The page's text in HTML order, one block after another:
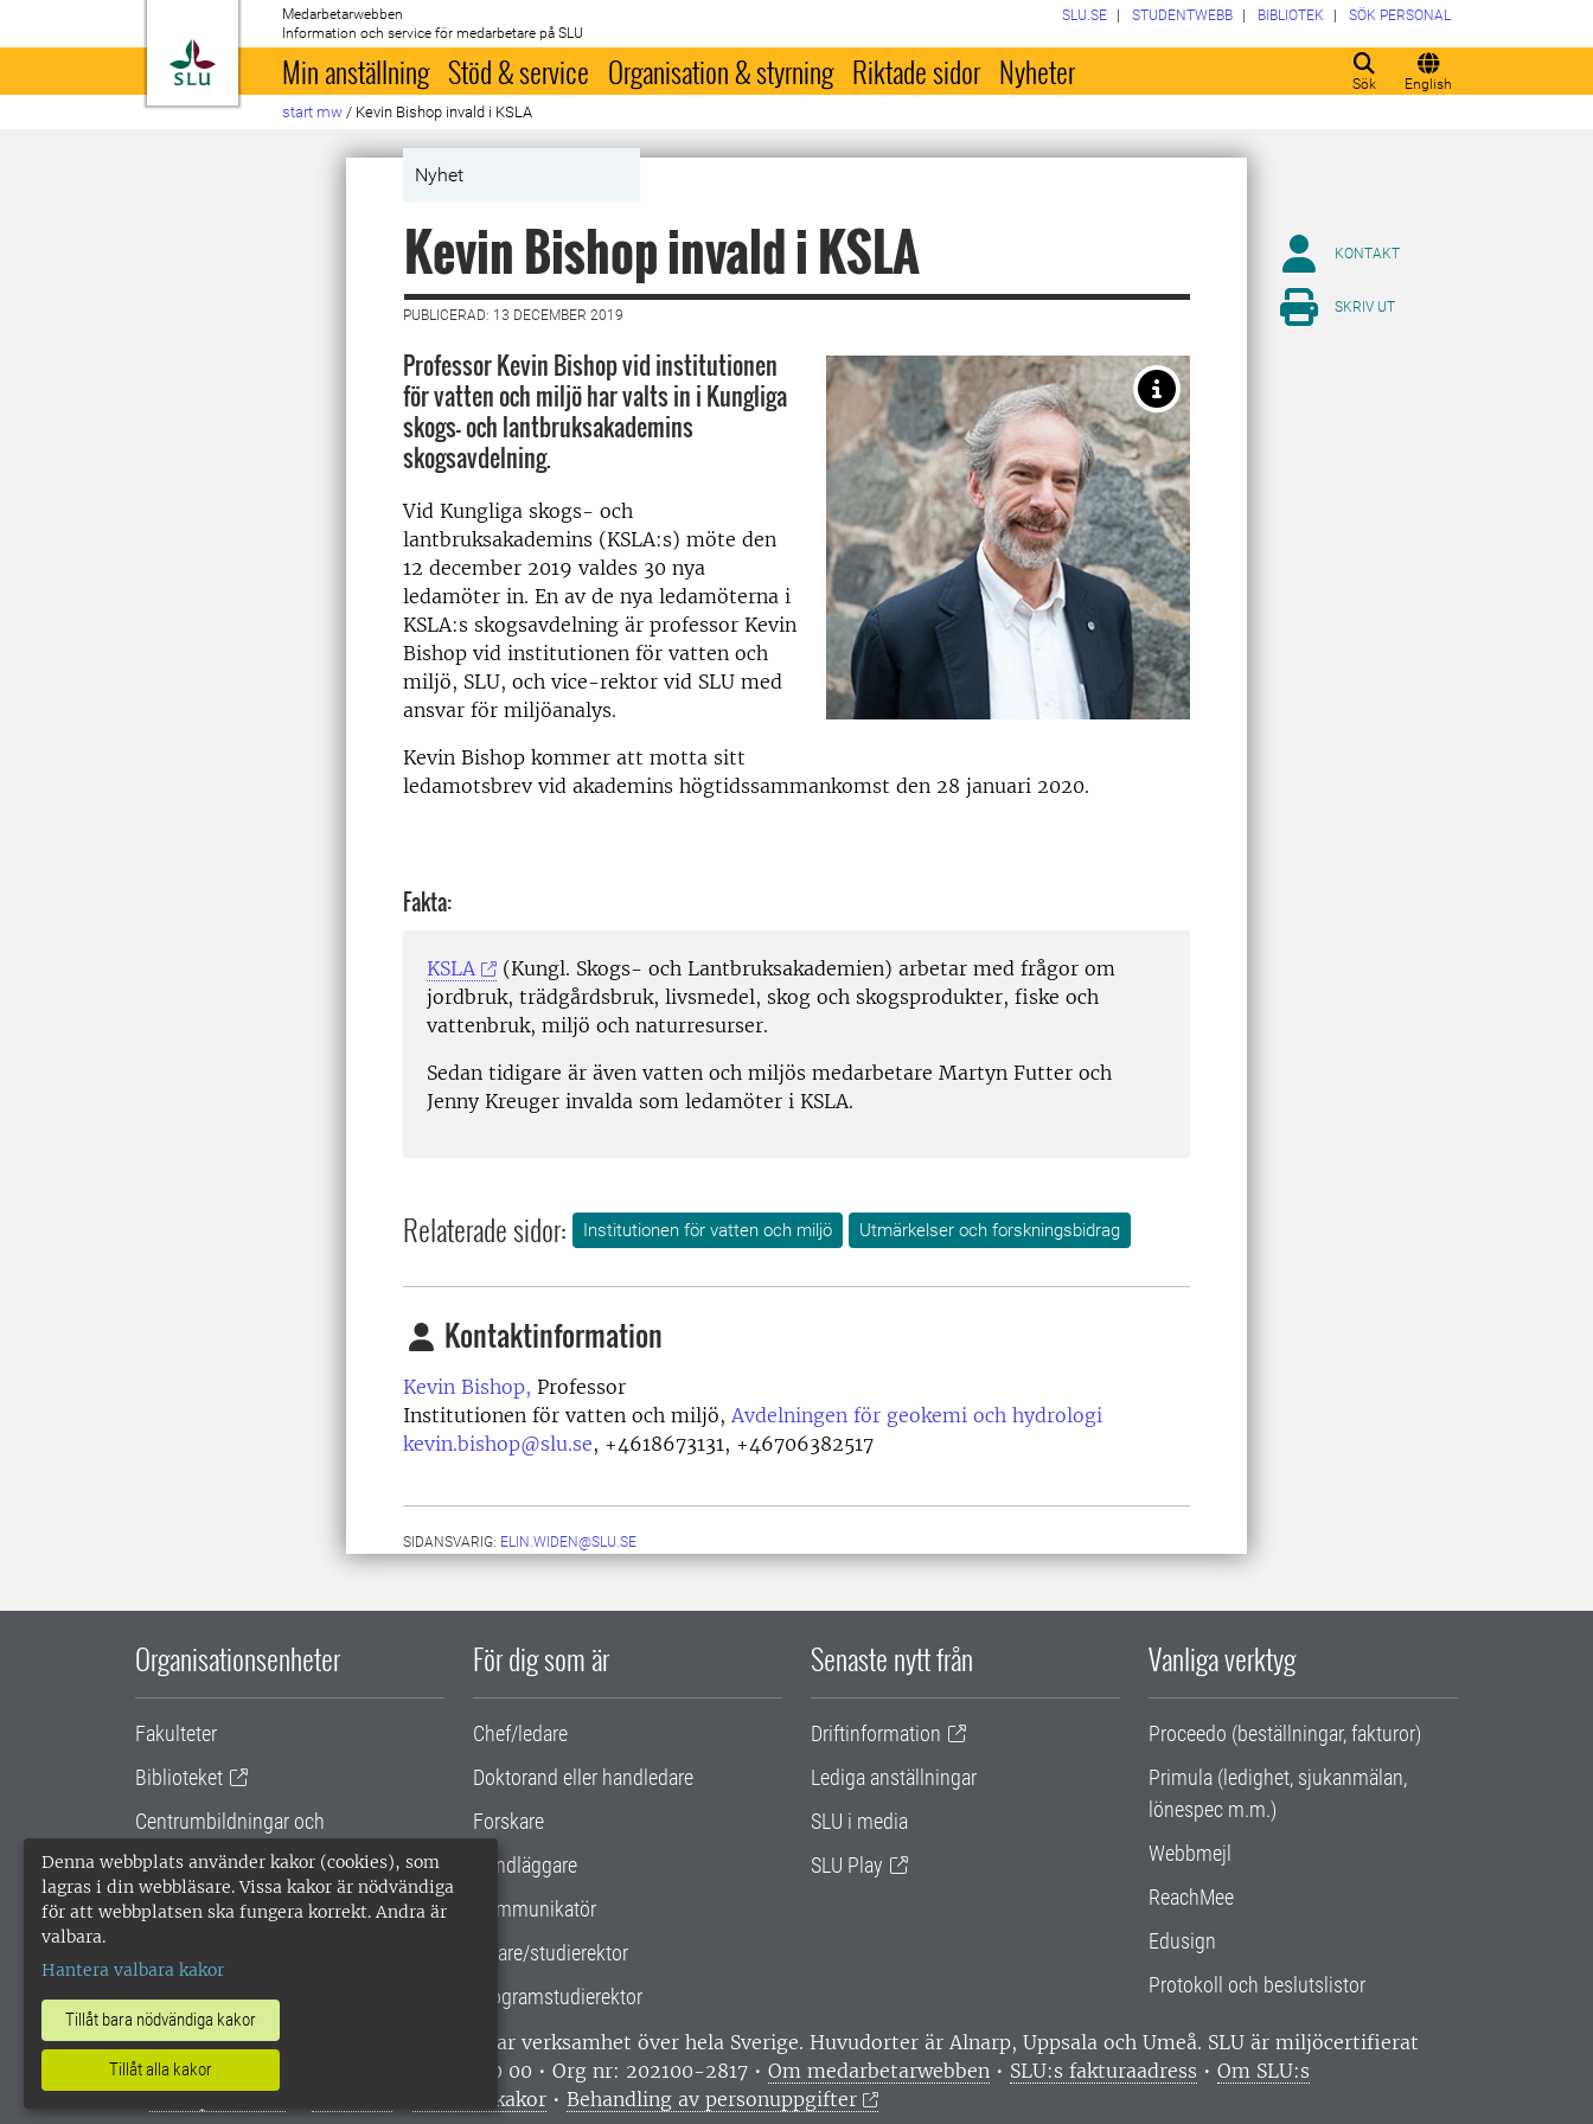
Denna webbplats använder kakor (cookies), som
lagras i din webbläsare. Vissa kakor är nödvändiga
för att webbplatsen ska fungera korrekt. Andra är
valbara.
Hantera valbara kakor
Tillåt bara nödvändiga kakor
Tillåt alla kakor
Till startsida
Medarbetarwebben
Information och service för medarbetare på SLU
Sök English
SLU.SE STUDENTWEBB BIBLIOTEK SÖK PERSONAL
Min anställning Stöd & service Organisation & styrning Riktade sidor Nyheter
start mw / Kevin Bishop invald i KSLA
Nyhet
Kevin Bishop invald i KSLA
PUBLICERAD: 13 DECEMBER 2019
Professor Kevin Bishop vid institutionen
för vatten och miljö har valts in i Kungliga
skogs- och lantbruksakademins
skogsavdelning.
Vid Kungliga skogs- och
lantbruksakademins (KSLA:s) möte den
12 december 2019 valdes 30 nya
ledamöter in. En av de nya ledamöterna i
KSLA:s skogsavdelning är professor Kevin
Bishop vid institutionen för vatten och
miljö, SLU, och vice-rektor vid SLU med
ansvar för miljöanalys.
Kevin Bishop kommer att motta sitt
ledamotsbrev vid akademins högtidssammankomst den 28 januari 2020.
Fakta:
KSLA
(Kungl. Skogs- och Lantbruksakademien) arbetar med frågor om
jordbruk, trädgårdsbruk, livsmedel, skog och skogsprodukter, fiske och
vattenbruk, miljö och naturresurser.
Sedan tidigare är även vatten och miljös medarbetare Martyn Futter och
Jenny Kreuger invalda som ledamöter i KSLA.
Relaterade sidor: Institutionen för vatten och miljö Utmärkelser och forskningsbidrag
Kontaktinformation
Kevin Bishop, Professor
Institutionen för vatten och miljö, Avdelningen för geokemi och hydrologi
kevin.bishop@slu.se, +4618673131, +46706382517
SIDANSVARIG: ELIN.WIDEN@SLU.SE
KONTAKT
SKRIV UT
Organisationsenheter
Fakulteter
Biblioteket
Centrumbildningar och
samarbetsprojekt
Gemensamma verksamhetsstödet
För dig som är
Chef/ledare
Doktorand eller handledare
Forskare
Handläggare
Kommunikatör
Lärare/studierektor
Programstudierektor
Senaste nytt från
Driftinformation
Lediga anställningar
SLU i media
SLU Play
Vanliga verktyg
Proceedo (beställningar, fakturor)
Primula (ledighet, sjukanmälan,
lönespec m.m.)
Webbmejl
ReachMee
Edusign
Protokoll och beslutslistor
SLU, Sveriges lantbruksuniversitet, har verksamhet över hela Sverige. Huvudorter är Alnarp, Uppsala och Umeå. SLU är miljöcertifierat
enligt ISO 14001. •
Telefon: 018-67 10 00 • Org nr: 202100-2817 • Om medarbetarwebben • SLU:s fakturaadress • Om SLU:s
webbplatser
Hantera kakor •Behandling av personuppgifter